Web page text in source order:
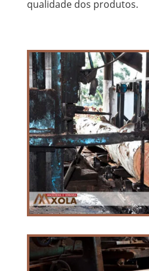
qualidade dos produtos.